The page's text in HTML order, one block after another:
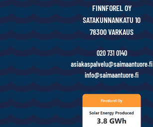
FINNFOREL OY
SATAKUNNANKATU 10
78300 VARKAUS
020 731 0140
asiakaspalvelu@saimaantuore.fi
info@saimaantuore.fi